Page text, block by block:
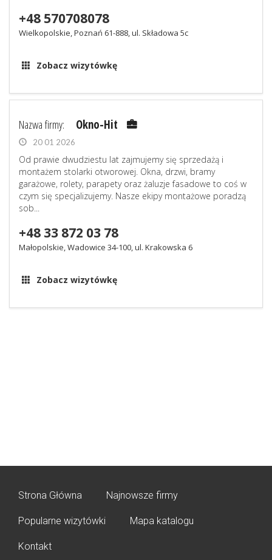
+48 570708078
Wielkopolskie, Poznań 61-888, ul. Składowa 5c
Zobacz wizytówkę
Nazwa firmy: Okno-Hit
20 01 2026
Od prawie dwudziestu lat zajmujemy się sprzedażą i
montażem stolarki otworowej. Okna, drzwi, bramy
garażowe, rolety, parapety oraz żaluzje fasadowe to coś w
czym się specjalizujemy. Nasze ekipy montażowe poradzą
sob...
+48 33 872 03 78
Małopolskie, Wadowice 34-100, ul. Krakowska 6
Zobacz wizytówkę
Strona Główna Najnowsze firmy
Popularne wizytówki Mapa katalogu
Kontakt